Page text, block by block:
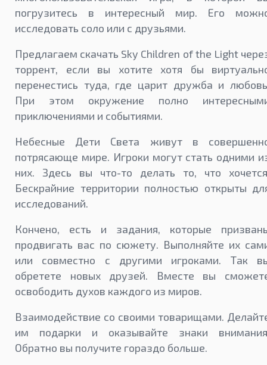
погрузитесь в интересный мир. Его
исследовать соло или с друзьями.
Предлагаем скачать Sky Children of the Light
торрент, если вы хотите хотя бы
перенестись туда, где царит дружба и
При этом окружение полно
приключениями и событиями.
Небесные Дети Света живут в
потрясающе мире. Игроки могут стать одними
них. Здесь вы что-то делать то, что
Бескрайние территории полностью открыты
исследований.
Кончено, есть и задания, которые
продвигать вас по сюжету. Выполняйте их
или совместно с другими игроками. Так
обретете новых друзей. Вместе вы
освободить духов каждого из миров.
Взаимодействие со своими товарищами.
им подарки и оказывайте знаки
Обратно вы получите гораздо больше.